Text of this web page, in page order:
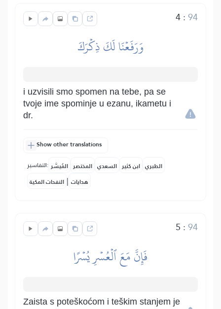
4:94
وَرَفَعۡنَا لَكَ ذِكۡرَكَ
i uzvisili smo spomen na tebe, pa se
tvoje ime spominje u ezanu, ikametu i
dr.
Show other translations
التفاسير: المُيسَّر المختصر السعدي ابن كثير الطبري
النفحات المكية | هدايات
5 :94
فَإِنَّ مَعَ ٱلۡعُسۡرِ يُسۡرًا
Zaista s poteškoćom i teškim stanjem je